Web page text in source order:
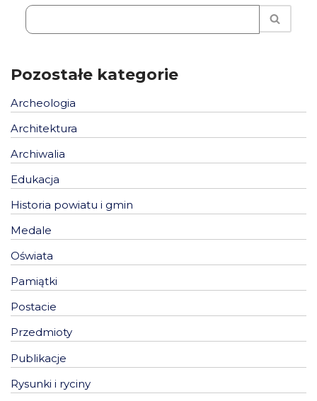
Pozostałe kategorie
Archeologia
Architektura
Archiwalia
Edukacja
Historia powiatu i gmin
Medale
Oświata
Pamiątki
Postacie
Przedmioty
Publikacje
Rysunki i ryciny